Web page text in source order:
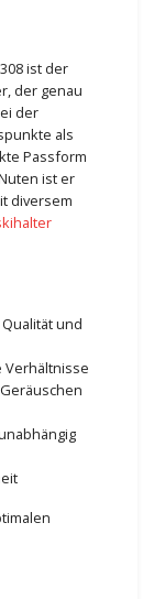
ist der
der genau
der
als
Passform
ist er
diversem
und
Verhältnisse